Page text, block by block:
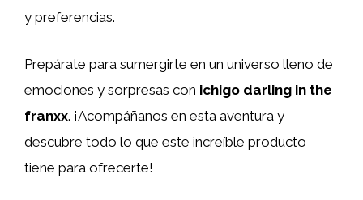
y preferencias.
Prepárate para sumergirte en un universo lleno de
emociones y sorpresas con ichigo darling in the
franxx. ¡Acompáñanos en esta aventura y
descubre todo lo que este increíble producto
tiene para ofrecerte!